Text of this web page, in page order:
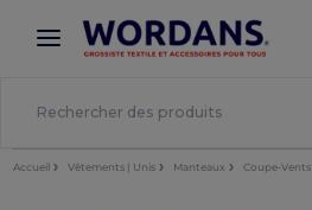
× Appli Wordans
Meilleurs prix sur l’app !
Accueil Vêtements | Unis Manteaux Coupe-Vents